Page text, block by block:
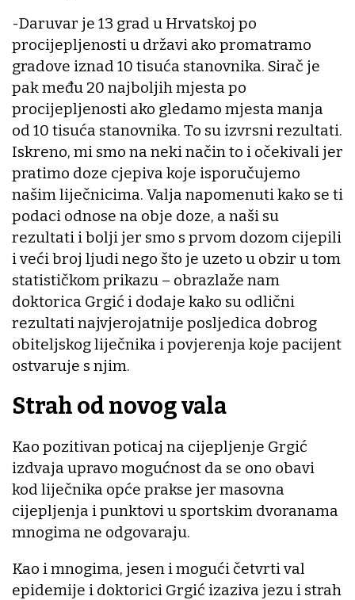
-Daruvar je 13 grad u Hrvatskoj po
procijepljenosti u državi ako promatramo
gradove iznad 10 tisuća stanovnika. Sirač je
pak među 20 najboljih mjesta po
procijepljenosti ako gledamo mjesta manja
od 10 tisuća stanovnika. To su izvrsni rezultati.
Iskreno, mi smo na neki način to i očekivali jer
pratimo doze cjepiva koje isporučujemo
našim liječnicima. Valja napomenuti kako se ti
podaci odnose na obje doze, a naši su
rezultati i bolji jer smo s prvom dozom cijepili
i veći broj ljudi nego što je uzeto u obzir u tom
statističkom prikazu – obrazlaže nam
doktorica Grgić i dodaje kako su odlični
rezultati najvjerojatnije posljedica dobrog
obiteljskog liječnika i povjerenja koje pacijent
ostvaruje s njim.
Strah od novog vala
Kao pozitivan poticaj na cijepljenje Grgić
izdvaja upravo mogućnost da se ono obavi
kod liječnika opće prakse jer masovna
cijepljenja i punktovi u sportskim dvoranama
mnogima ne odgovaraju.
Kao i mnogima, jesen i mogući četvrti val
epidemije i doktorici Grgić izaziva jezu i strah